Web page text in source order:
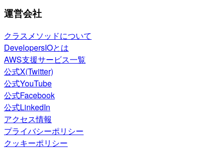
運営会社
クラスメソッドについて
DevelopersIOとは
AWS支援サービス一覧
公式X(Twitter)
公式YouTube
公式Facebook
公式LinkedIn
アクセス情報
プライバシーポリシー
クッキーポリシー